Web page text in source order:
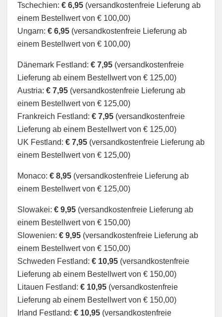
Tschechien: € 6,95 (versandkostenfreie Lieferung ab
einem Bestellwert von € 100,00)
Ungarn: € 6,95 (versandkostenfreie Lieferung ab
einem Bestellwert von € 100,00)
Dänemark Festland: € 7,95 (versandkostenfreie
Lieferung ab einem Bestellwert von € 125,00)
Austria: € 7,95 (versandkostenfreie Lieferung ab
einem Bestellwert von € 125,00)
Frankreich Festland: € 7,95 (versandkostenfreie
Lieferung ab einem Bestellwert von € 125,00)
UK Festland: € 7,95 (versandkostenfreie Lieferung ab
einem Bestellwert von € 125,00)
Monaco: € 8,95 (versandkostenfreie Lieferung ab
einem Bestellwert von € 125,00)
Slowakei: € 9,95 (versandkostenfreie Lieferung ab
einem Bestellwert von € 150,00)
Slowenien: € 9,95 (versandkostenfreie Lieferung ab
einem Bestellwert von € 150,00)
Schweden Festland: € 10,95 (versandkostenfreie
Lieferung ab einem Bestellwert von € 150,00)
Litauen Festland: € 10,95 (versandkostenfreie
Lieferung ab einem Bestellwert von € 150,00)
Irland Festland: € 10,95 (versandkostenfreie